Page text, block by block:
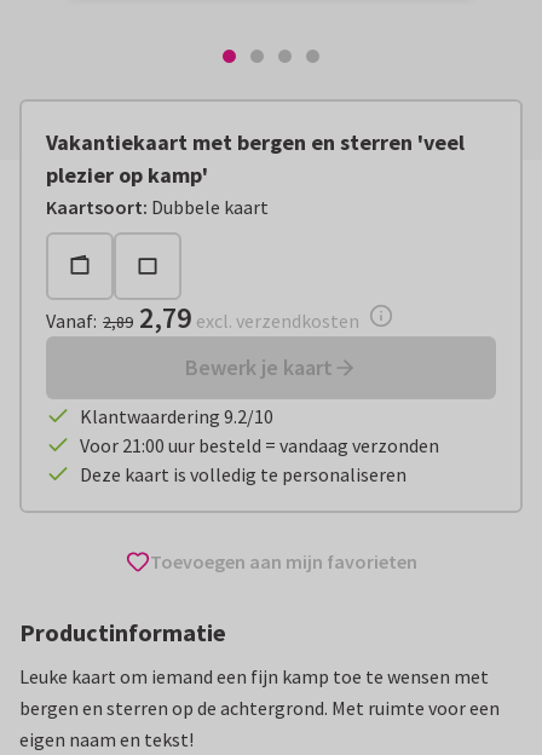
Vakantiekaart met bergen en sterren 'veel
plezier op kamp'
Kaartsoort: Dubbele kaart
Vanaf:€ 2,79 excl. verzendkosten
Vanaf: 2,89 2,79 excl. verzendkosten
Bewerk je kaart
Klantwaardering 9.2/10
Voor 21:00 uur besteld = vandaag verzonden
Deze kaart is volledig te personaliseren
Toevoegen aan mijn favorieten
Productinformatie
Leuke kaart om iemand een fijn kamp toe te wensen met
bergen en sterren op de achtergrond. Met ruimte voor een
eigen naam en tekst!